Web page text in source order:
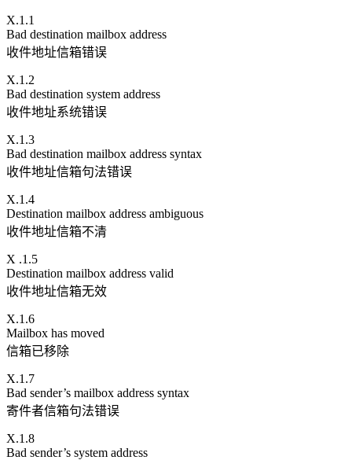
X.1.1
Bad destination mailbox address
收件地址信箱错误
X.1.2
Bad destination system address
收件地址系统错误
X.1.3
Bad destination mailbox address syntax
收件地址信箱句法错误
X.1.4
Destination mailbox address ambiguous
收件地址信箱不清
X .1.5
Destination mailbox address valid
收件地址信箱无效
X.1.6
Mailbox has moved
信箱已移除
X.1.7
Bad sender’s mailbox address syntax
寄件者信箱句法错误
X.1.8
Bad sender’s system address